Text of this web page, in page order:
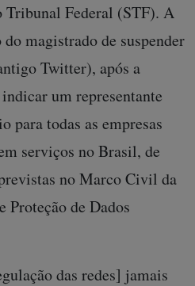
Tribunal Federal (STF). A
magistrado de suspender
Twitter), após a
um representante
para todas as empresas
serviços no Brasil, de
no Marco Civil da
Proteção de Dados
das redes] jamais